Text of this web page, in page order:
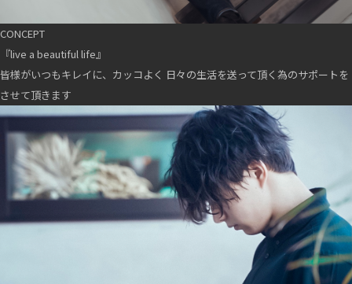
CONCEPT
『live a beautiful life』
皆様がいつもキレイに、カッコよく 日々の生活を送って頂く為のサポートを
させて頂きます